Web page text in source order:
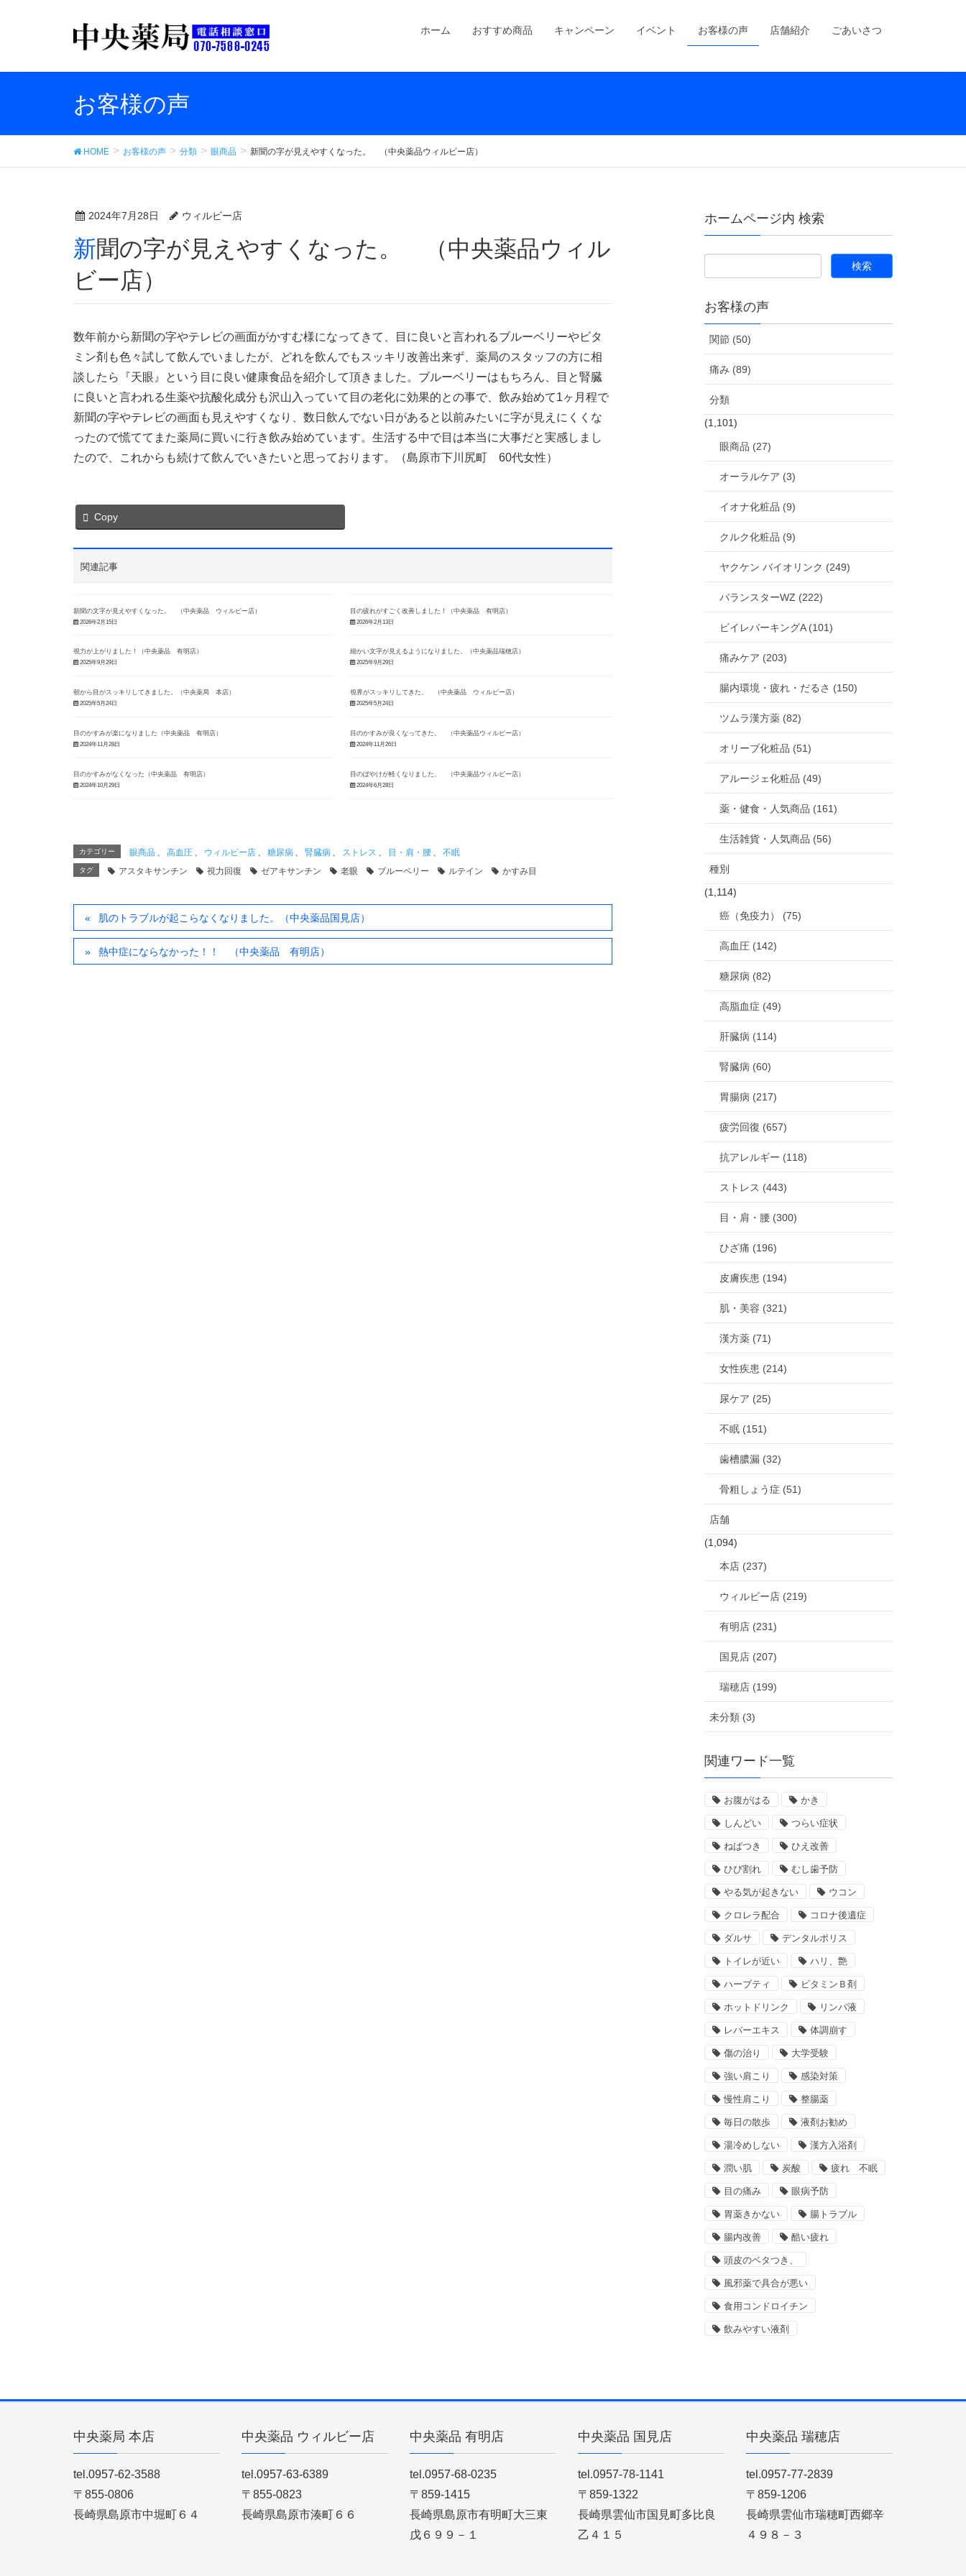
ホーム おすすめ商品 キャンペーン イベント お客様の声 店舗紹介 ごあいさつ
お客様の声
HOME お客様の声 分類 眼商品 新聞の字が見えやすくなった。 （中央薬品ウィルビー店）
2024年7月28日 ウィルビー店
新聞の字が見えやすくなった。 （中央薬品ウィル
ビー店）
数年前から新聞の字やテレビの画面がかすむ様になってきて、目に良いと言われるブルーベリーやビタ
ミン剤も色々試して飲んでいましたが、どれを飲んでもスッキリ改善出来ず、薬局のスタッフの方に相
談したら『天眼』という目に良い健康食品を紹介して頂きました。ブルーベリーはもちろん、目と腎臓
に良いと言われる生薬や抗酸化成分も沢山入っていて目の老化に効果的との事で、飲み始めて1ヶ月程で
新聞の字やテレビの画面も見えやすくなり、数日飲んでない日があると以前みたいに字が見えにくくな
ったので慌ててまた薬局に買いに行き飲み始めています。生活する中で目は本当に大事だと実感しまし
たので、これからも続けて飲んでいきたいと思っております。（島原市下川尻町 60代女性）
Copy
関連記事
新聞の文字が見えやすくなった。 （中央薬品 ウィルビー店）
2026年2月15日
目の疲れがすごく改善しました！（中央薬品 有明店）
2026年2月13日
視力が上がりました！（中央薬品 有明店）
2025年9月29日
細かい文字が見えるようになりました。（中央薬品瑞穂店）
2025年9月29日
朝から目がスッキリしてきました。（中央薬局 本店）
2025年5月24日
視界がスッキリしてきた。 （中央薬品 ウィルビー店）
2025年5月24日
目のかすみが楽になりました（中央薬品 有明店）
2024年11月28日
目のかすみが良くなってきた。 （中央薬品ウィルビー店）
2024年11月26日
目のかすみがなくなった（中央薬品 有明店）
2024年10月29日
目のぼやけが軽くなりました。 （中央薬品ウィルビー店）
2024年6月28日
カテゴリー 眼商品 高血圧 ウィルビー店 糖尿病 腎臓病 ストレス 目・肩・腰 不眠
タグ アスタキサンチン 視力回復 ゼアキサンチン 老眼 ブルーベリー ルテイン かすみ目
肌のトラブルが起こらなくなりました。（中央薬品国見店）
熱中症にならなかった！！ （中央薬品 有明店）
ホームページ内 検索
お客様の声
関節 (50)
痛み (89)
分類
(1,101)
眼商品 (27)
オーラルケア (3)
イオナ化粧品 (9)
クルク化粧品 (9)
ヤクケン バイオリンク (249)
バランスターWZ (222)
ビイレバーキングA (101)
痛みケア (203)
腸内環境・疲れ・だるさ (150)
ツムラ漢方薬 (82)
オリーブ化粧品 (51)
アルージェ化粧品 (49)
薬・健食・人気商品 (161)
生活雑貨・人気商品 (56)
種別
(1,114)
癌（免疫力） (75)
高血圧 (142)
糖尿病 (82)
高脂血症 (49)
肝臓病 (114)
腎臓病 (60)
胃腸病 (217)
疲労回復 (657)
抗アレルギー (118)
ストレス (443)
目・肩・腰 (300)
ひざ痛 (196)
皮膚疾患 (194)
肌・美容 (321)
漢方薬 (71)
女性疾患 (214)
尿ケア (25)
不眠 (151)
歯槽膿漏 (32)
骨粗しょう症 (51)
店舗
(1,094)
本店 (237)
ウィルビー店 (219)
有明店 (231)
国見店 (207)
瑞穂店 (199)
未分類 (3)
関連ワード一覧
お腹がはる かき
しんどい つらい症状
ねばつき ひえ改善
ひび割れ むし歯予防
やる気が起きない ウコン
クロレラ配合 コロナ後遺症
ダルサ デンタルポリス
トイレが近い ハリ、艶
ハーブティ ビタミンＢ剤
ホットドリンク リンパ液
レバーエキス 体調崩す
傷の治り 大学受験
強い肩こり 感染対策
慢性肩こり 整腸薬
毎日の散歩 液剤お勧め
湯冷めしない 漢方入浴剤
潤い肌 炭酸 疲れ 不眠
目の痛み 眼病予防
胃薬きかない 腸トラブル
腸内改善 酷い疲れ
頭皮のベタつき、
風邪薬で具合が悪い
食用コンドロイチン
飲みやすい液剤
中央薬局 本店
tel.0957-62-3588
〒855-0806
長崎県島原市中堀町６４
中央薬品 ウィルビー店
tel.0957-63-6389
〒855-0823
長崎県島原市湊町６６
中央薬品 有明店
tel.0957-68-0235
〒859-1415
長崎県島原市有明町大三東
戊６９９－１
中央薬品 国見店
tel.0957-78-1141
〒859-1322
長崎県雲仙市国見町多比良
乙４１５
中央薬品 瑞穂店
tel.0957-77-2839
〒859-1206
長崎県雲仙市瑞穂町西郷辛
４９８－３